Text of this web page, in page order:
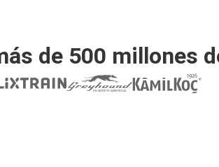
de 500 millones